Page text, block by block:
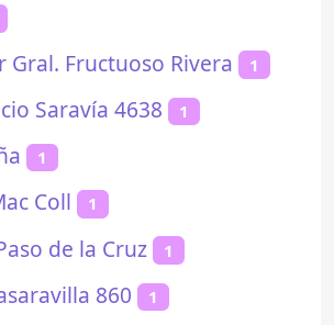
Gral. Fructuoso Rivera 1
Saravía 4638 1
1
Coll 1
de la Cruz 1
860 1